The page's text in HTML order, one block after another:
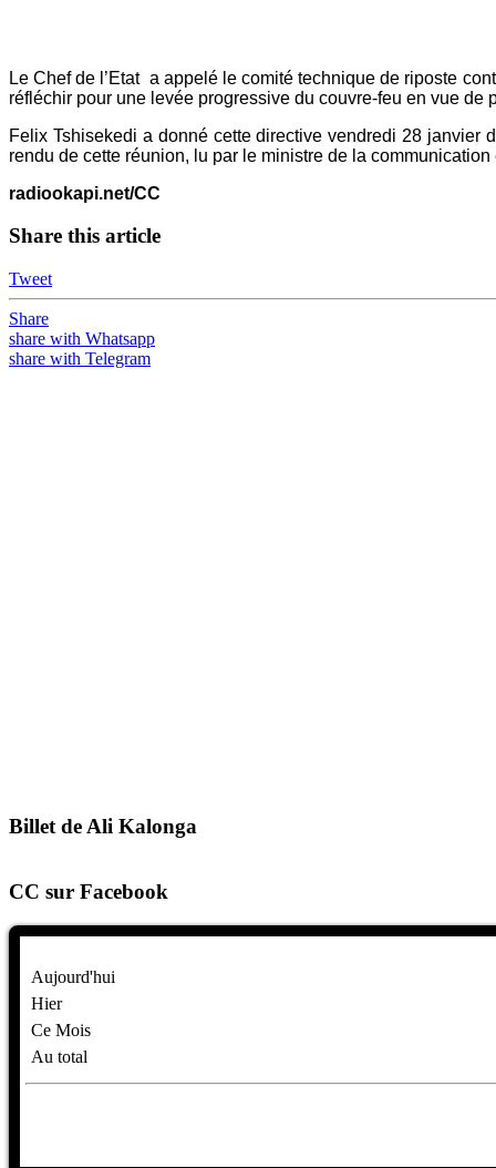
Le Chef de l’Etat a appelé le comité technique de riposte
réfléchir pour une levée progressive du couvre-feu en vue
Felix Tshisekedi a donné cette directive vendredi 28 janvier
rendu de cette réunion, lu par le ministre de la
radiookapi.net/CC
Share this article
Tweet
Share
share with Whatsapp
share with Telegram
Billet de Ali Kalonga
CC sur Facebook
Aujourd'hui
Hier
Ce Mois
Au total